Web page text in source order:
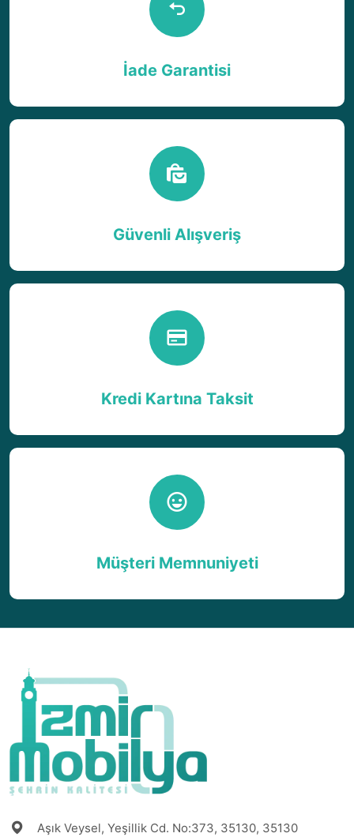
İade Garantisi
Güvenli Alışveriş
Kredi Kartına Taksit
Müşteri Memnuniyeti
Aşık Veysel, Yeşillik Cd. No:373, 35130, 35130